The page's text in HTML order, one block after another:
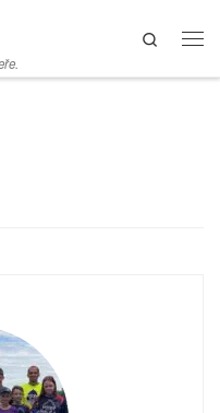
Search